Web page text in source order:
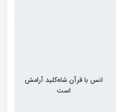
انس با قرآن شاه‌کلید آرامش
است